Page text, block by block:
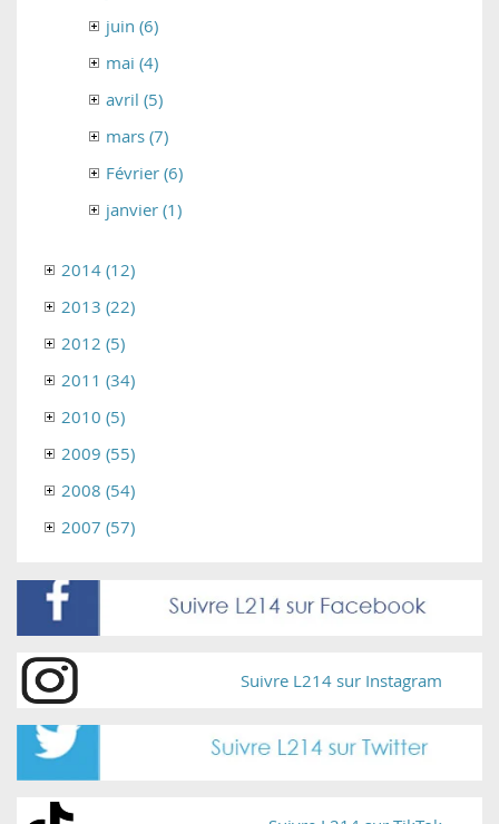
juin (6)
mai (4)
avril (5)
mars (7)
Février (6)
janvier (1)
2014 (12)
2013 (22)
2012 (5)
2011 (34)
2010 (5)
2009 (55)
2008 (54)
2007 (57)
Suivre L214 sur Instagram